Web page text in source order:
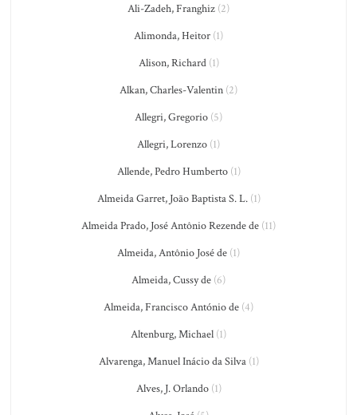
Ali-Zadeh, Franghiz (2)
Alimonda, Heitor (1)
Alison, Richard(1)
Alkan, Charles-Valentin (2)
Allegri, Gregorio (5)
Allegri, Lorenzo (1)
Allende, Pedro Humberto(1)
Almeida Garret, João Baptista S. L.(1)
Almeida Prado, José Antônio Rezende de (11)
Almeida, Antônio José de (1)
Almeida, Cussy de (6)
Almeida, Francisco António de (4)
Altenburg, Michael (1)
Alvarenga, Manuel Inácio da Silva(1)
Alves, J. Orlando(1)